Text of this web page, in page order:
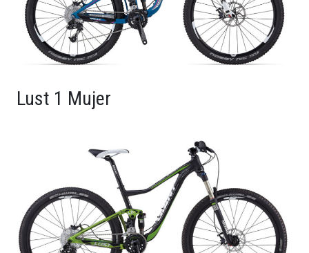
Lust 1 Mujer